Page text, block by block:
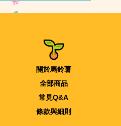
關於馬鈴薯
全部商品
常見Q&A
條款與細則